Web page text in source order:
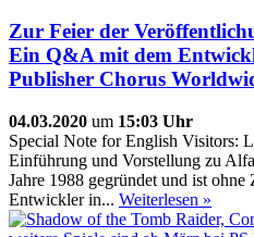
Zur Feier der
Ein Q&A mit dem
Publisher Chorus
04.03.2020 um 15:03 Uhr
Special Note for English Visitors:
Einführung und Vorstellung zu
Jahre 1988 gegründet und ist ohne
Entwickler in... Weiterlesen »